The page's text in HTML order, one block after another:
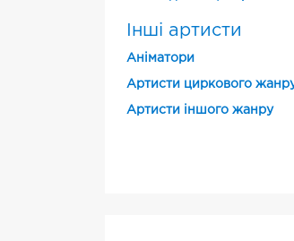
Інші артисти
Аніматори
Артисти циркового
Артисти іншого жанру